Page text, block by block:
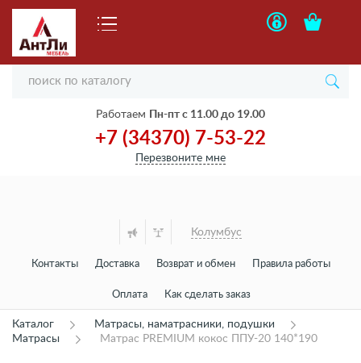
Работаем Пн-пт с 11.00 до 19.00
+7 (34370) 7-53-22
Перезвоните мне
Колумбус
Контакты Доставка Возврат и обмен Правила работы
Оплата Как сделать заказ
Каталог
Матрасы, наматрасники, подушки
Матрасы
Матрас PREMIUM кокос ППУ-20 140*190